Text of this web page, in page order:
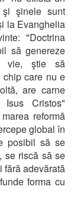
şi şinele sunt
la Evanghelia
"Doctrina
să genereze
vie, ştie să
chip care nu e
are carne
Cristos"
reformă
global în
posibil să se
se riscă să se
fără adevărată
forma cu